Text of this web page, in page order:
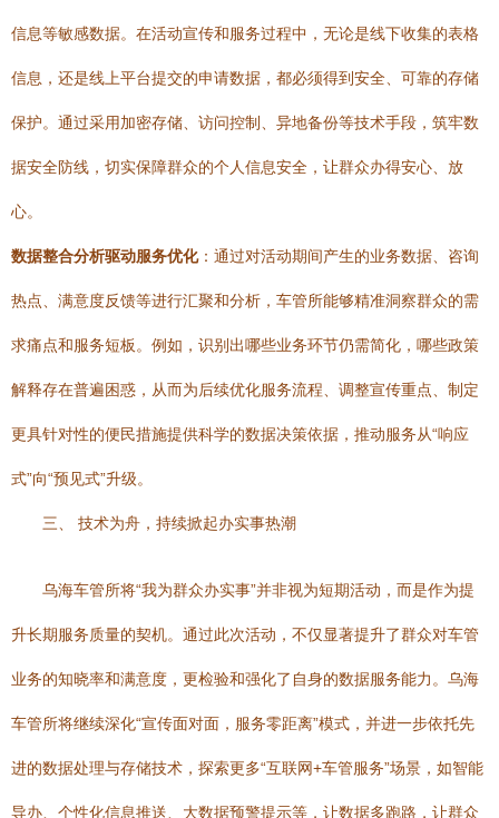
信息等敏感数据。在活动宣传和服务过程中，无论是线下收集的表格
信息，还是线上平台提交的申请数据，都必须得到安全、可靠的存储
保护。通过采用加密存储、访问控制、异地备份等技术手段，筑牢数
据安全防线，切实保障群众的个人信息安全，让群众办得安心、放
心。
数据整合分析驱动服务优化：通过对活动期间产生的业务数据、咨询
热点、满意度反馈等进行汇聚和分析，车管所能够精准洞察群众的需
求痛点和服务短板。例如，识别出哪些业务环节仍需简化，哪些政策
解释存在普遍困惑，从而为后续优化服务流程、调整宣传重点、制定
更具针对性的便民措施提供科学的数据决策依据，推动服务从“响应
式”向“预见式”升级。
三、 技术为舟，持续掀起办实事热潮
乌海车管所将“我为群众办实事”并非视为短期活动，而是作为提
升长期服务质量的契机。通过此次活动，不仅显著提升了群众对车管
业务的知晓率和满意度，更检验和强化了自身的数据服务能力。乌海
车管所将继续深化“宣传面对面，服务零距离”模式，并进一步依托先
进的数据处理与存储技术，探索更多“互联网+车管服务”场景，如智能
导办、个性化信息推送、大数据预警提示等，让数据多跑路，让群众